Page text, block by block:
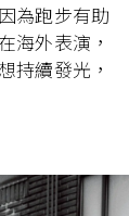
為跑步有助
海外表演，
持續發光，